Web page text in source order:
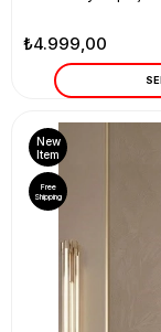
₺4.999,00
New
Item
Free
Shipping